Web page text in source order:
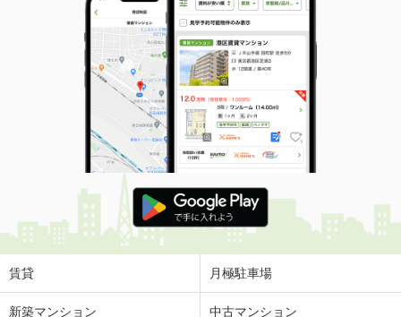
賃貸 月極駐車場
新築マンション 中古マンション